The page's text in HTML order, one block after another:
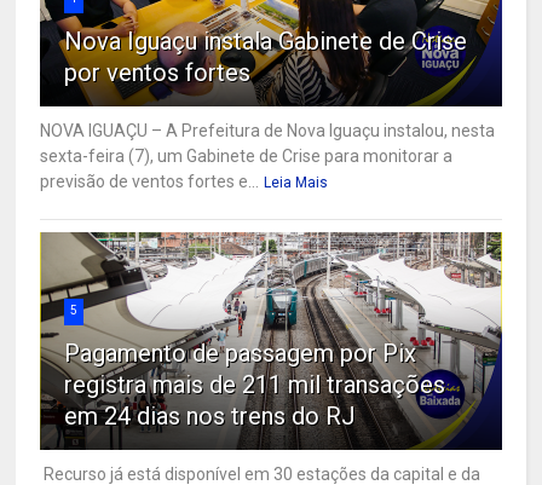
Nova Iguaçu instala Gabinete de Crise
por ventos fortes
NOVA IGUAÇU – A Prefeitura de Nova Iguaçu instalou, nesta
sexta-feira (7), um Gabinete de Crise para monitorar a
previsão de ventos fortes e...
Leia Mais
5
Pagamento de passagem por Pix
registra mais de 211 mil transações
em 24 dias nos trens do RJ
Recurso já está disponível em 30 estações da capital e da